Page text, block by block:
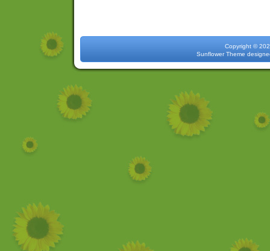
Copyright ©
Sunflower Theme